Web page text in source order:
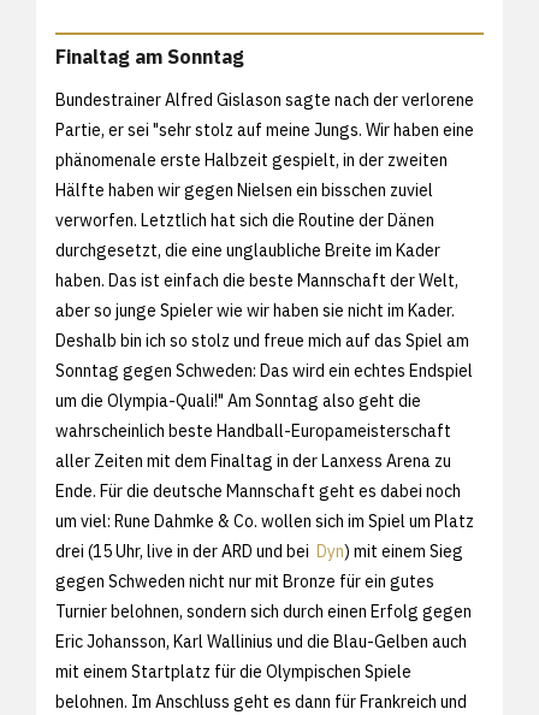
Finaltag am Sonntag
Bundestrainer Alfred Gislason sagte nach der verlorene
Partie, er sei "sehr stolz auf meine Jungs. Wir haben eine
phänomenale erste Halbzeit gespielt, in der zweiten
Hälfte haben wir gegen Nielsen ein bisschen zuviel
verworfen. Letztlich hat sich die Routine der Dänen
durchgesetzt, die eine unglaubliche Breite im Kader
haben. Das ist einfach die beste Mannschaft der Welt,
aber so junge Spieler wie wir haben sie nicht im Kader.
Deshalb bin ich so stolz und freue mich auf das Spiel am
Sonntag gegen Schweden: Das wird ein echtes Endspiel
um die Olympia-Quali!" Am Sonntag also geht die
wahrscheinlich beste Handball-Europameisterschaft
aller Zeiten mit dem Finaltag in der Lanxess Arena zu
Ende. Für die deutsche Mannschaft geht es dabei noch
um viel: Rune Dahmke & Co. wollen sich im Spiel um Platz
drei (15 Uhr, live in der ARD und bei Dyn) mit einem Sieg
gegen Schweden nicht nur mit Bronze für ein gutes
Turnier belohnen, sondern sich durch einen Erfolg gegen
Eric Johansson, Karl Wallinius und die Blau-Gelben auch
mit einem Startplatz für die Olympischen Spiele
belohnen. Im Anschluss geht es dann für Frankreich und